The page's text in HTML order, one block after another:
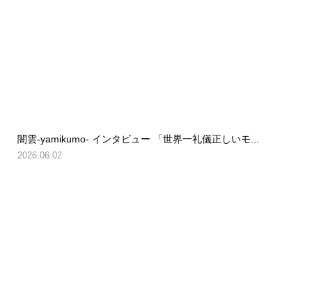
闇雲-yamikumo- インタビュー 「世界一礼儀正しいモ...
2026.06.02